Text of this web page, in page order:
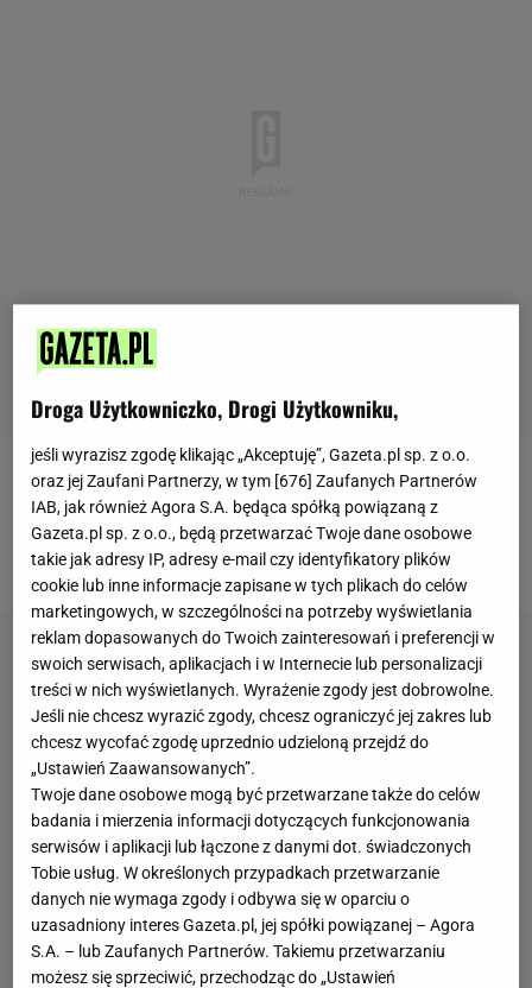
Zobacz wideo
Składniki:
Droga Użytkowniczko, Drogi Użytkowniku,
jeśli wyrazisz zgodę klikając „Akceptuję”, Gazeta.pl sp. z o.o.
oraz jej Zaufani Partnerzy, w tym [676] Zaufanych Partnerów
IAB, jak również Agora S.A. będąca spółką powiązaną z
Gazeta.pl sp. z o.o., będą przetwarzać Twoje dane osobowe
takie jak adresy IP, adresy e-mail czy identyfikatory plików
cookie lub inne informacje zapisane w tych plikach do celów
marketingowych, w szczególności na potrzeby wyświetlania
reklam dopasowanych do Twoich zainteresowań i preferencji w
swoich serwisach, aplikacjach i w Internecie lub personalizacji
treści w nich wyświetlanych. Wyrażenie zgody jest dobrowolne.
Jeśli nie chcesz wyrazić zgody, chcesz ograniczyć jej zakres lub
chcesz wycofać zgodę uprzednio udzieloną przejdź do
„Ustawień Zaawansowanych”.
Twoje dane osobowe mogą być przetwarzane także do celów
badania i mierzenia informacji dotyczących funkcjonowania
serwisów i aplikacji lub łączone z danymi dot. świadczonych
Tobie usług. W określonych przypadkach przetwarzanie
danych nie wymaga zgody i odbywa się w oparciu o
uzasadniony interes Gazeta.pl, jej spółki powiązanej – Agora
S.A. – lub Zaufanych Partnerów. Takiemu przetwarzaniu
możesz się sprzeciwić, przechodząc do „Ustawień